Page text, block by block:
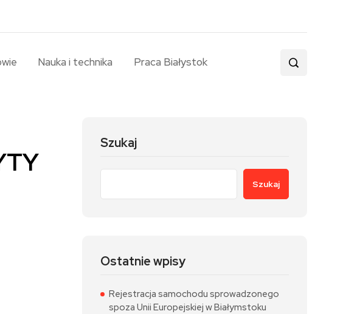
Nauka i technika Praca Białystok
Szukaj
Szukaj
Ostatnie wpisy
Rejestracja samochodu sprowadzonego
spoza Unii Europejskiej w Białymstoku